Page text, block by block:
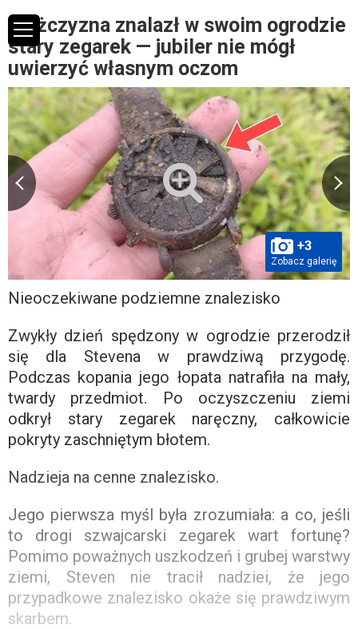
Mężczyzna znalazł w swoim ogrodzie
stary zegarek — jubiler nie mógł
uwierzyć własnym oczom
+3
Zobacz galerię
Nieoczekiwane podziemne znalezisko
Zwykły dzień spędzony w ogrodzie przerodził
się dla Stevena w prawdziwą przygodę.
Podczas kopania jego łopata natrafiła na mały,
twardy przedmiot. Po oczyszczeniu ziemi
odkrył stary zegarek naręczny, całkowicie
pokryty zaschniętym błotem.
Nadzieja na cenne znalezisko.
Jego pierwsza myśl była zrozumiała: a co, jeśli
to drogi szwajcarski zegarek wart fortunę?
Pomimo poważnych uszkodzeń i grubej warstwy
ziemi, Steven nie tracił nadziei, że jego
przypadkowe znalezisko okaże się prawdziwym
skarbem.